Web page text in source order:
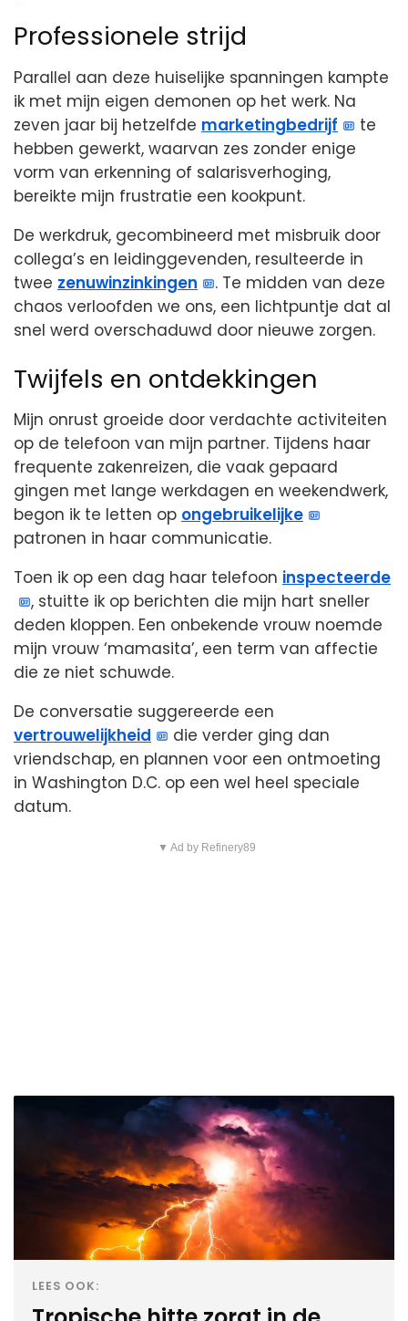
Professionele strijd
Parallel aan deze huiselijke spanningen kampte
ik met mijn eigen demonen op het werk. Na
zeven jaar bij hetzelfde marketingbedrijf
te
hebben gewerkt, waarvan zes zonder enige
vorm van erkenning of salarisverhoging,
bereikte mijn frustratie een kookpunt.
De werkdruk, gecombineerd met misbruik door
collega’s en leidinggevenden, resulteerde in
twee zenuwinzinkingen
. Te midden van deze
chaos verloofden we ons, een lichtpuntje dat al
snel werd overschaduwd door nieuwe zorgen.
Twijfels en ontdekkingen
Mijn onrust groeide door verdachte activiteiten
op de telefoon van mijn partner. Tijdens haar
frequente zakenreizen, die vaak gepaard
gingen met lange werkdagen en weekendwerk,
begon ik te letten op ongebruikelijke
patronen in haar communicatie.
Toen ik op een dag haar telefoon inspecteerde
, stuitte ik op berichten die mijn hart sneller
deden kloppen. Een onbekende vrouw noemde
mijn vrouw ‘mamasita’, een term van affectie
die ze niet schuwde.
De conversatie suggereerde een
vertrouwelijkheid
die verder ging dan
vriendschap, en plannen voor een ontmoeting
in Washington D.C. op een wel heel speciale
datum.
▼ Ad by Refinery89
LEES OOK: